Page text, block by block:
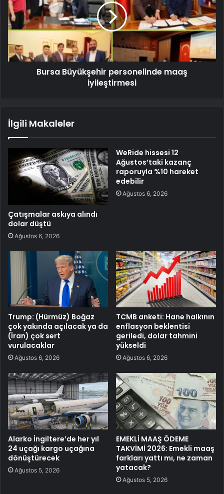
Bursa Büyükşehir personelinde maaş
iyileştirmesi
İlgili Makaleler
Çatışmalar askıya alındı
dolar düştü
Ağustos 6, 2026
WeRide hissesi 12
Ağustos’taki kazanç
raporuyla %10 hareket
edebilir
Ağustos 6, 2026
Trump: (Hürmüz) Boğaz
çok yakında açılacak ya da
(İran) çok sert
vurulacaklar
Ağustos 6, 2026
TCMB anketi: Hane halkının
enflasyon beklentisi
geriledi, dolar tahmini
yükseldi
Ağustos 6, 2026
Alarko İngiltere’de her yıl
24 uçağı kargo uçağına
dönüştürecek
Ağustos 5, 2026
EMEKLİ MAAŞ ÖDEME
TAKVİMİ 2026: Emekli maaş
farkları yattı mı, ne zaman
yatacak?
Ağustos 5, 2026